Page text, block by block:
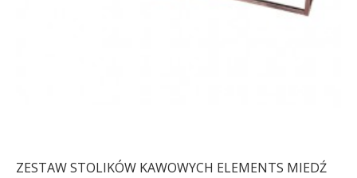
ZESTAW STOLIKÓW KAWOWYCH ELEMENTS MIEDŹ